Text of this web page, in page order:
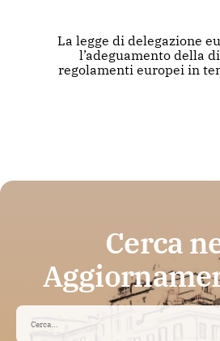
La legge di delegazione
l’adeguamento della
regolamenti europei in
Cerca